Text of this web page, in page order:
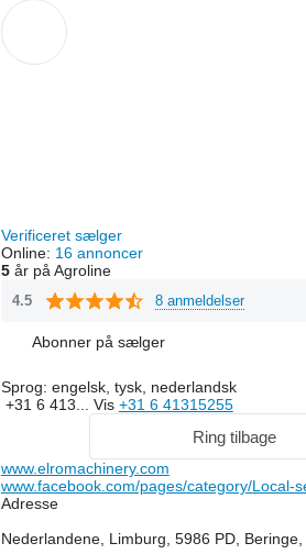
Verificeret sælger
Online: 16 annoncer
5år på Agroline
4.5 8 anmeldelser
Abonner på sælger
Sprog: engelsk, tysk, nederlandsk
+31 6 413... Vis +31 6 41315255
Ring tilbage
www.elromachinery.com
www.facebook.com/pages/category/Local-
Adresse
Nederlandene, Limburg, 5986 PD,